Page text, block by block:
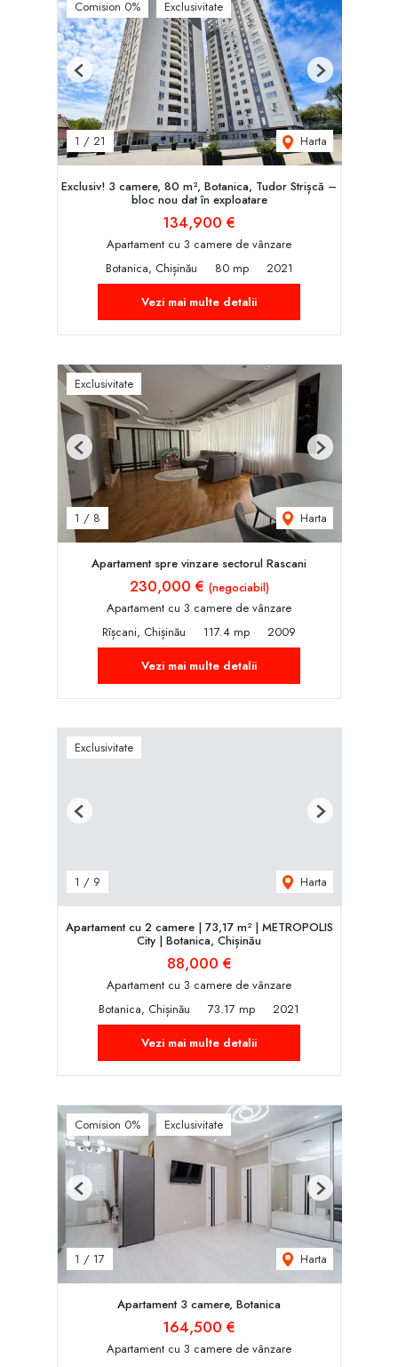
Comision 0% Exclusivitate
1 / 21 Harta
Previous Next
Exclusiv! 3 camere, 80 m², Botanica, Tudor Strișcă –
bloc nou dat în exploatare
134,900 €
Apartament cu 3 camere de vânzare
Botanica, Chișinău
80 mp
2021
Vezi mai multe detalii
Exclusivitate
1 / 8 Harta
Previous Next
Apartament spre vinzare sectorul Rascani
230,000 € (negociabil)
Apartament cu 3 camere de vânzare
Rîșcani, Chișinău
117.4 mp
2009
Vezi mai multe detalii
Exclusivitate
1 / 9 Harta
Previous Next
Apartament cu 2 camere | 73,17 m² | METROPOLIS
City | Botanica, Chișinău
88,000 €
Apartament cu 3 camere de vânzare
Botanica, Chișinău
73.17 mp
2021
Vezi mai multe detalii
Comision 0% Exclusivitate
1 / 17 Harta
Previous Next
Apartament 3 camere, Botanica
164,500 €
Apartament cu 3 camere de vânzare